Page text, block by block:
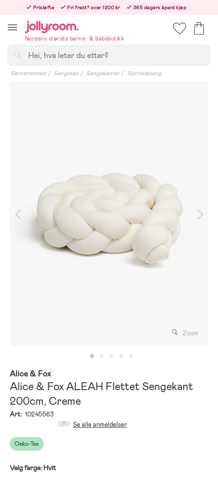
innehållet
Prisløfte Fri frakt* over 1200 kr
365 dagers åpent kjøp
Nordens største barne- & babybutikk
Barnerommet Sengetøy Sengekanter Sprinkelseng
Zoom
Alice & Fox
Alice & Fox ALEAH Flettet Sengekant
200cm, Creme
Art: 10245563
Oeko-Tex
(25) Se alle anmeldelser
Velg farge: Hvit